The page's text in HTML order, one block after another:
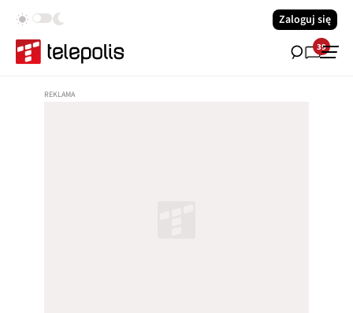
Zaloguj się
39